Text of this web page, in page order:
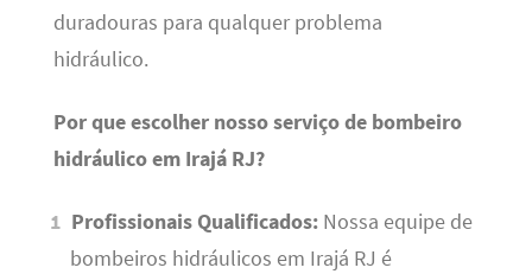
duradouras para qualquer problema
hidráulico.
Por que escolher nosso serviço de bombeiro
hidráulico em Irajá RJ?
Profissionais Qualificados: Nossa equipe de
bombeiros hidráulicos em Irajá RJ é